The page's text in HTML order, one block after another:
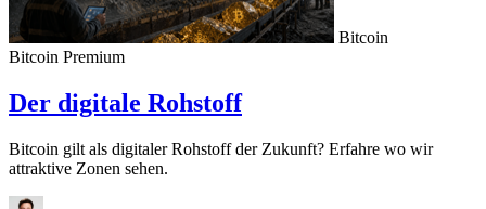
Bitcoin
Bitcoin Premium
Der digitale Rohstoff
Bitcoin gilt als digitaler Rohstoff der Zukunft? Erfahre wo wir
attraktive Zonen sehen.